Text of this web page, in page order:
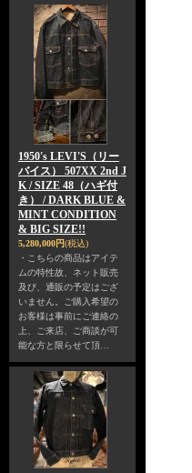
1950's LEVI'S（リー
バイス） 507XX 2nd J
K / SIZE 48（ハギ付
き） / DARK BLUE &
MINT CONDITION
& BIG SIZE!!
5,280,000円(税込)
・こちらの商品はアイテ
ムの特性故、ネット販売
及び、通販の予定はござ
いません。ご購入希望の
お客様は事前にご連絡の
上、ご来店、ご商談が可
能な方と限らせて頂…